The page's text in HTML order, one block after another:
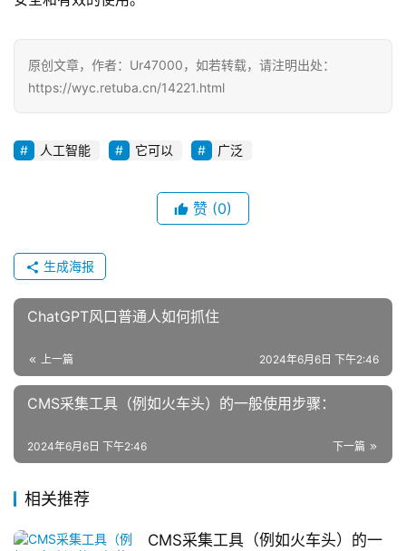
原创文章，作者：Ur47000，如若转载，请注明出处：
https://wyc.retuba.cn/14221.html
人工智能 它可以 广泛
赞 (0)
生成海报
ChatGPT风口普通人如何抓住
上一篇 2024年6月6日 下午2:46
CMS采集工具（例如火车头）的一般使用步骤：
下一篇
2024年6月6日 下午2:46
相关推荐
CMS采集工具（例如火车头）的一